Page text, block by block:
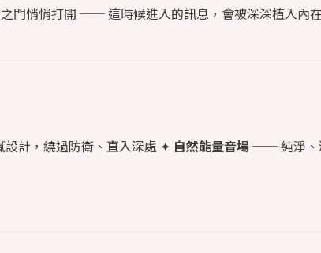
門悄悄打開 ── 這時候進入的訊息，會被深深植入內
計，繞過防衛、直入深處 ✦ 自然能量音場── 純淨、